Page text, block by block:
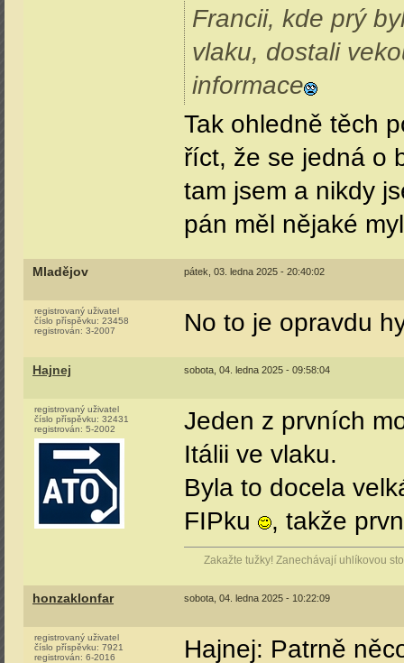
Francii, kde prý
vlaku, dostali
informace
Tak ohledně těch
říct, že se jedná o
tam jsem a nikdy
pán měl nějaké
Mladějov pátek, 03. ledna 2025 - 20:40:02
registrovaný uživatel
číslo příspěvku: 23458
registrován: 3-2007 No to je opravdu
Hajnej sobota, 04. ledna 2025 - 09:58:04
registrovaný uživatel
číslo příspěvku: 32431
registrován: 5-2002
Jeden z prvních
Itálii ve vlaku.
Byla to docela
FIPku
, takže
Zakažte tužky! Zanechávají uhlíkovou
honzaklonfar sobota, 04. ledna 2025 - 10:22:09
registrovaný uživatel
číslo příspěvku: 7921
registrován: 6-2016
Hajnej: Patrně